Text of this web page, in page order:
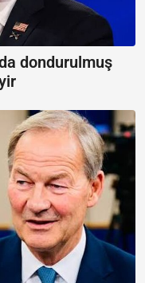
dondurulmuş